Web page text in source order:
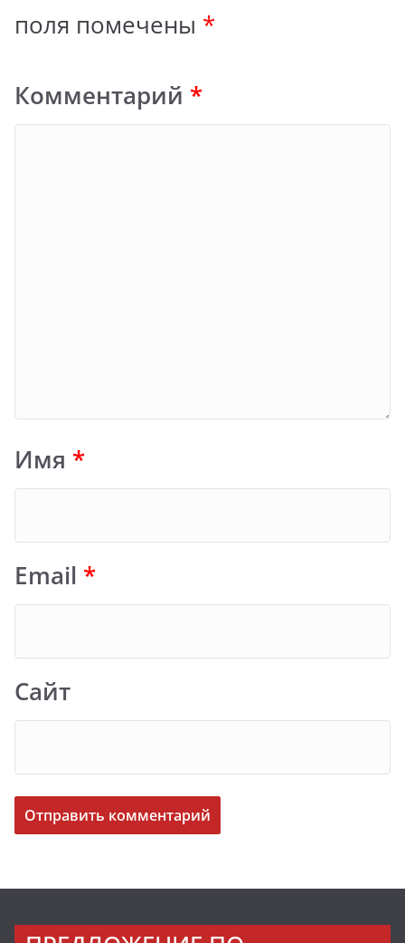
поля помечены *
Комментарий *
Имя *
Email *
Сайт